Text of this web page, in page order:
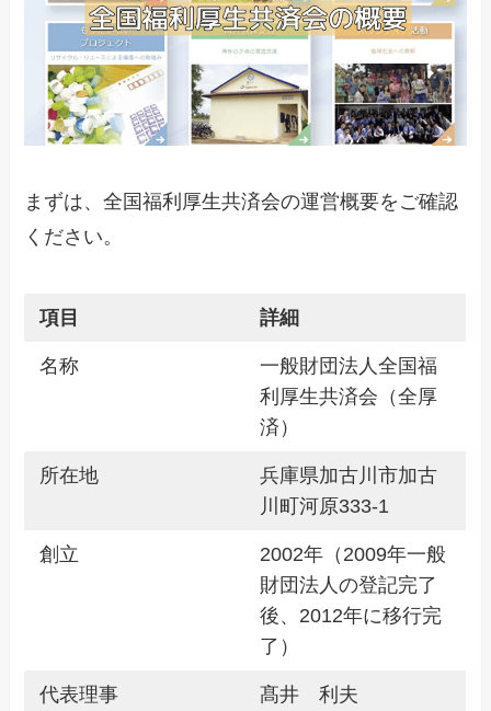
まずは、全国福利厚生共済会の運営概要をご確認
ください。
項目 詳細
名称
一般財団法人全国福
利厚生共済会（全厚
済）
所在地
兵庫県加古川市加古
川町河原333-1
創立
2002年（2009年一般
財団法人の登記完了
後、2012年に移行完
了）
代表理事 髙井 利夫